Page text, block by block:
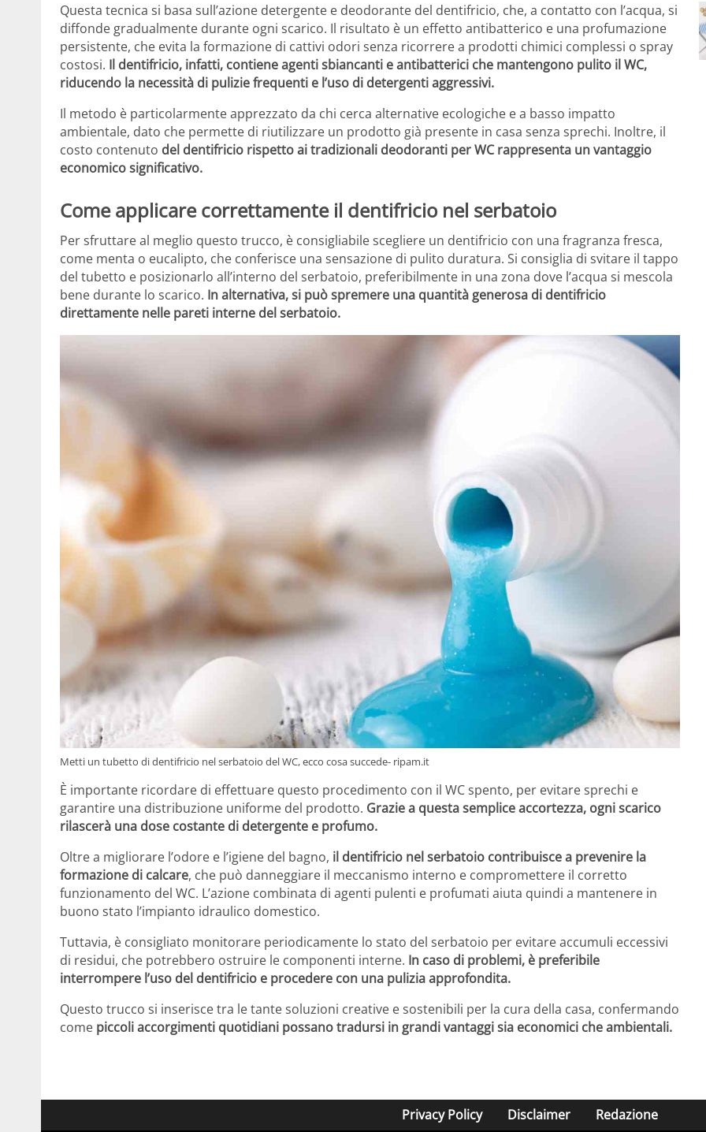
Questa tecnica si basa sull’azione detergente e deodorante del dentifricio, che, a contatto con l’acqua, si
diffonde gradualmente durante ogni scarico. Il risultato è un effetto antibatterico e una profumazione
persistente, che evita la formazione di cattivi odori senza ricorrere a prodotti chimici complessi o spray
costosi. Il dentifricio, infatti, contiene agenti sbiancanti e antibatterici che mantengono pulito il WC,
riducendo la necessità di pulizie frequenti e l’uso di detergenti aggressivi.
Il metodo è particolarmente apprezzato da chi cerca alternative ecologiche e a basso impatto
ambientale, dato che permette di riutilizzare un prodotto già presente in casa senza sprechi. Inoltre, il
costo contenuto del dentifricio rispetto ai tradizionali deodoranti per WC rappresenta un vantaggio
economico significativo.
Come applicare correttamente il dentifricio nel serbatoio
Per sfruttare al meglio questo trucco, è consigliabile scegliere un dentifricio con una fragranza fresca,
come menta o eucalipto, che conferisce una sensazione di pulito duratura. Si consiglia di svitare il tappo
del tubetto e posizionarlo all’interno del serbatoio, preferibilmente in una zona dove l’acqua si mescola
bene durante lo scarico. In alternativa, si può spremere una quantità generosa di dentifricio
direttamente nelle pareti interne del serbatoio.
Metti un tubetto di dentifricio nel serbatoio del WC, ecco cosa succede- ripam.it
È importante ricordare di effettuare questo procedimento con il WC spento, per evitare sprechi e
garantire una distribuzione uniforme del prodotto. Grazie a questa semplice accortezza, ogni scarico
rilascerà una dose costante di detergente e profumo.
Oltre a migliorare l’odore e l’igiene del bagno, il dentifricio nel serbatoio contribuisce a prevenire la
formazione di calcare, che può danneggiare il meccanismo interno e compromettere il corretto
funzionamento del WC. L’azione combinata di agenti pulenti e profumati aiuta quindi a mantenere in
buono stato l’impianto idraulico domestico.
Tuttavia, è consigliato monitorare periodicamente lo stato del serbatoio per evitare accumuli eccessivi
di residui, che potrebbero ostruire le componenti interne. In caso di problemi, è preferibile
interrompere l’uso del dentifricio e procedere con una pulizia approfondita.
Questo trucco si inserisce tra le tante soluzioni creative e sostenibili per la cura della casa, confermando
come piccoli accorgimenti quotidiani possano tradursi in grandi vantaggi sia economici che ambientali.
Privacy Policy Disclaimer Redazione